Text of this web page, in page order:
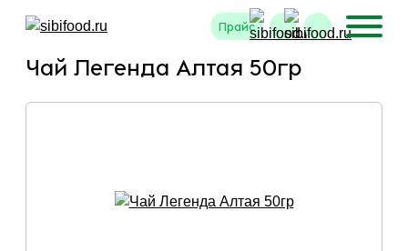
Прайс
Чай Легенда Алтая 50гр